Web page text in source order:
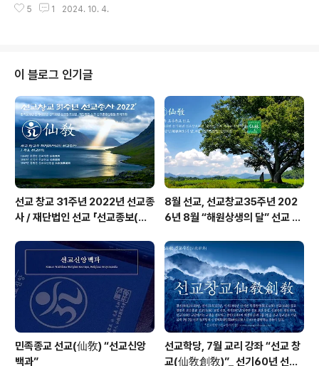
한울세상을 건설의 서원을 세웠습니다. 선교 창시자 취정
유 문화 강연 진행 선교 창시자 취정원사, 한민족의 창세기
산 선교총림 선림원(仙林院)은 10월 3일 개천절(開天
節)을 맞아 선교환인집부회(仙敎桓因慹父會) 후원으로
선교 창시자 박광의(朴光義) 취정원사(聚正元師)님의 한
국 고유 문화 강연 “개천(開天) · 개지(開地) · 개인(開人),
천지인합일 재세이화(天地人合一在世理化)”를 진행했
습니다.취정원사께..
5 1 2024. 10. 4.
이 블로그 인기글
선교 창교 31주년 2022년 선교종
사 / 재단법인 선교 「선교종보(仙
8월 선교, 선교창교35주년 202
6년 8월 “해원상생의 달” 선교 법
민족종교 선교(仙敎) “선교신앙
백과”
선교학당, 7월 교리 강좌 “선교 창
교(仙敎創敎)”_ 선기60년 선교